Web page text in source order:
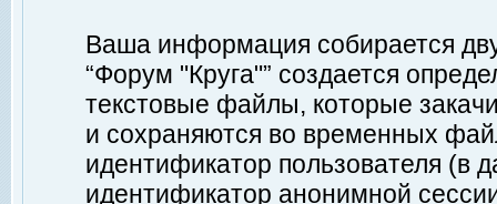
Ваша информация собирается
“Форум "Круга"” создается
текстовые файлы, которые
и сохраняются во временных
идентификатор пользователя (в
идентификатор анонимной